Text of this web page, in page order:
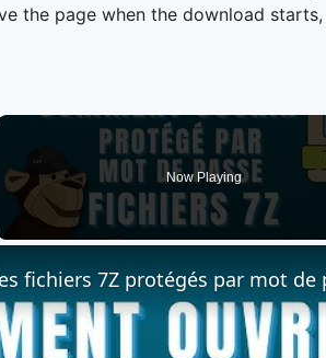
the page when the download
Now Playing
fichiers 7Z protégés par mot de